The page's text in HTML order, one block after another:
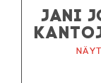
JANI